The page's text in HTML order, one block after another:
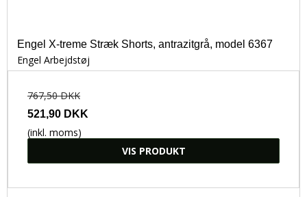
Engel X-treme Stræk Shorts, antrazitgrå, model 6367
Engel Arbejdstøj
767,50 DKK
521,90 DKK
(inkl. moms)
VIS PRODUKT